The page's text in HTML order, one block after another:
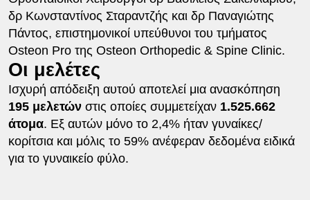
δρ Κωνσταντίνος Σταραντζής και δρ Παναγιώτης
Πάντος, επιστημονικοί υπεύθυνοι του τμήματος
Osteon Pro της Osteon Orthopedic & Spine Clinic.
Οι μελέτες
Ισχυρή απόδειξη αυτού αποτελεί μια ανασκόπηση
195 μελετώνστις οποίες συμμετείχαν 1.525.662
άτομα. Εξ αυτών μόνο το 2,4% ήταν γυναίκες/
κορίτσια και μόλις το 59% ανέφεραν δεδομένα ειδικά
για το γυναικείο φύλο.